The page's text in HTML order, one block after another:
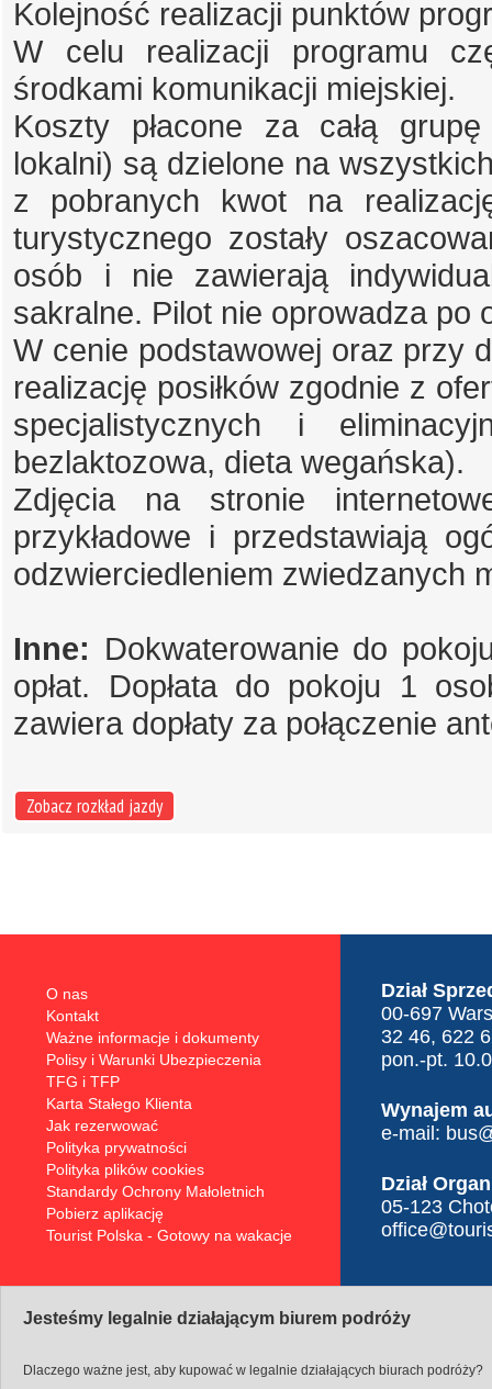
Kolejność realizacji punktów
W celu realizacji programu
środkami komunikacji miejskiej.
Koszty płacone za całą
lokalni) są dzielone na
z pobranych kwot na
turystycznego zostały
osób i nie zawierają
sakralne. Pilot nie oprowadza po
W cenie podstawowej oraz przy
realizację posiłków zgodnie z
specjalistycznych i
bezlaktozowa, dieta wegańska).
Zdjęcia na stronie
przykładowe i przedstawiają
odzwierciedleniem zwiedzanych
Inne: Dokwaterowanie do
opłat. Dopłata do pokoju 1
zawiera dopłaty za połączenie
Zobacz rozkład jazdy
O nas
Kontakt
Ważne informacje i dokumenty
Polisy i Warunki Ubezpieczenia
TFG i TFP
Karta Stałego Klienta
Jak rezerwować
Polityka prywatności
Polityka plików cookies
Standardy Ochrony Małoletnich
Pobierz aplikację
Tourist Polska - Gotowy na wakacje
Dział
00-697
32 46, 622
pon.-pt.
Wynajem
e-mail:
Dział
05-123
Jesteśmy legalnie działającym biurem podróży
Dlaczego ważne jest, aby kupować w legalnie działających biurach podróży?